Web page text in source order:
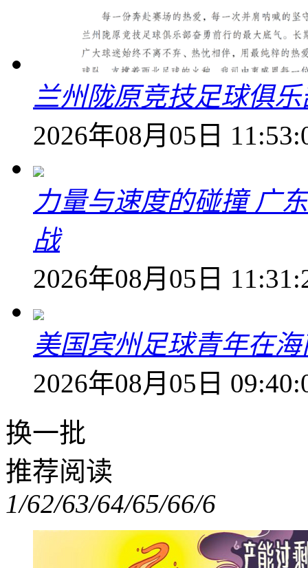
兰州陇原竞技足球俱
2026年08月05日
力量与速度的碰撞 广
战
2026年08月05日
美国宾州足球青年在
2026年08月05日
换一批
推荐阅读
1/62/63/64/65/66/6